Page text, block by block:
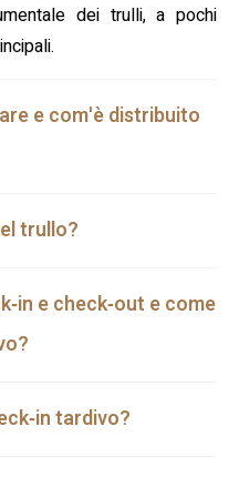
dei trulli, a pochi
e com'è distribuito
trullo?
e check‑out e come
tardivo?